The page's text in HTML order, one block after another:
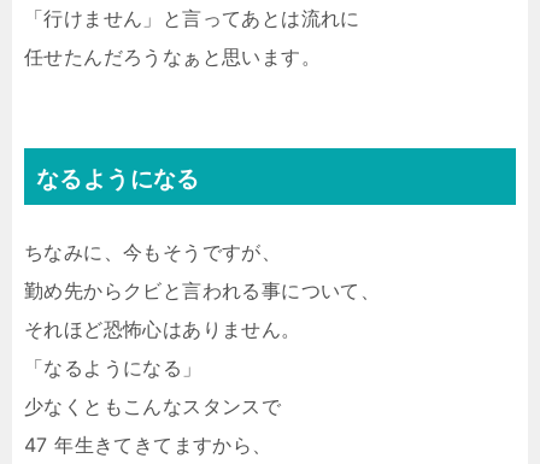
「行けません」と言ってあとは流れに
任せたんだろうなぁと思います。
なるようになる
ちなみに、今もそうですが、
勤め先からクビと言われる事について、
それほど恐怖心はありません。
「なるようになる」
少なくともこんなスタンスで
47 年生きてきてますから、